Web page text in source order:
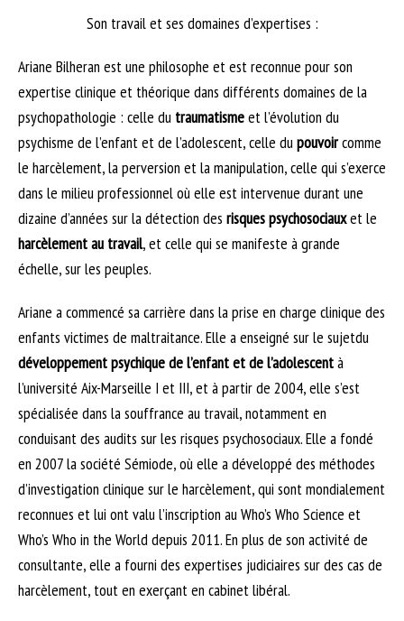
Son travail et ses domaines d’expertises :
Ariane Bilheran est une philosophe et est reconnue pour son
expertise clinique et théorique dans différents domaines de la
psychopathologie : celle du traumatismeet l’évolution du
psychisme de l’enfant et de l’adolescent, celle du pouvoircomme
le harcèlement, la perversion et la manipulation, celle qui s’exerce
dans le milieu professionnel où elle est intervenue durant une
dizaine d’années sur la détection des risques psychosociauxet le
harcèlement au travail, et celle qui se manifeste à grande
échelle, sur les peuples.
Ariane a commencé sa carrière dans la prise en charge clinique des
enfants victimes de maltraitance. Elle a enseigné sur le sujetdu
développement psychique de l’enfant et de l’adolescentà
l’université Aix-Marseille I et III, et à partir de 2004, elle s’est
spécialisée dans la souffrance au travail, notamment en
conduisant des audits sur les risques psychosociaux. Elle a fondé
en 2007 la société Sémiode, où elle a développé des méthodes
d’investigation clinique sur le harcèlement, qui sont mondialement
reconnues et lui ont valu l’inscription au Who’s Who Science et
Who’s Who in the World depuis 2011. En plus de son activité de
consultante, elle a fourni des expertises judiciaires sur des cas de
harcèlement, tout en exerçant en cabinet libéral.